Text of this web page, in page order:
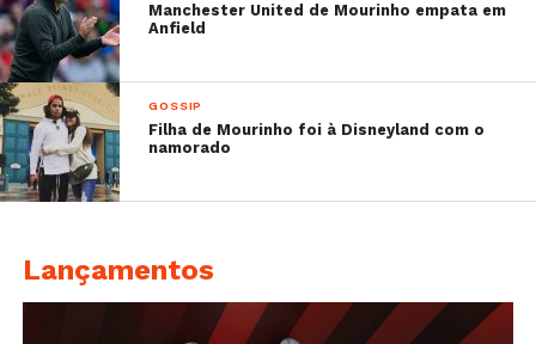
Manchester United de Mourinho empata em
Anfield
GOSSIP
Filha de Mourinho foi à Disneyland com o
namorado
Lançamentos